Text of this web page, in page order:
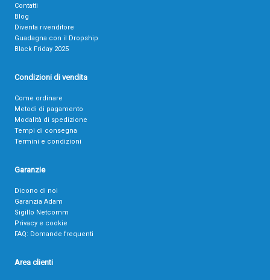
Contatti
Blog
Diventa rivenditore
Guadagna con il Dropship
Black Friday 2025
Condizioni di vendita
Come ordinare
Metodi di pagamento
Modalità di spedizione
Tempi di consegna
Termini e condizioni
Garanzie
Dicono di noi
Garanzia Adam
Sigillo Netcomm
Privacy e cookie
FAQ: Domande frequenti
Area clienti